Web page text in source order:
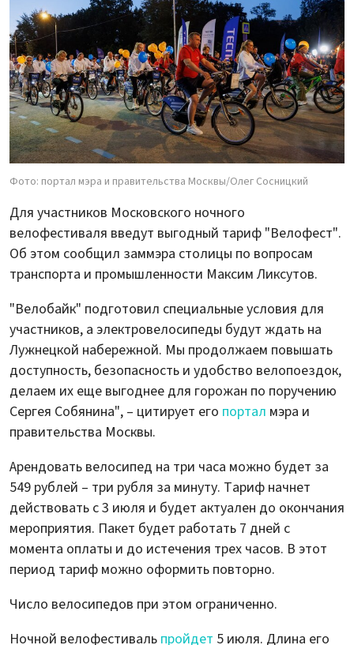
Фото: портал мэра и правительства Москвы/Олег Сосницкий
Для участников Московского ночного
велофестиваля введут выгодный тариф "Велофест".
Об этом сообщил заммэра столицы по вопросам
транспорта и промышленности Максим Ликсутов.
"Велобайк" подготовил специальные условия для
участников, а электровелосипеды будут ждать на
Лужнецкой набережной. Мы продолжаем повышать
доступность, безопасность и удобство велопоездок,
делаем их еще выгоднее для горожан по поручению
Сергея Собянина", – цитирует его портал мэра и
правительства Москвы.
Арендовать велосипед на три часа можно будет за
549 рублей – три рубля за минуту. Тариф начнет
действовать с 3 июля и будет актуален до окончания
мероприятия. Пакет будет работать 7 дней с
момента оплаты и до истечения трех часов. В этот
период тариф можно оформить повторно.
Число велосипедов при этом ограниченно.
Ночной велофестиваль пройдет 5 июля. Длина его